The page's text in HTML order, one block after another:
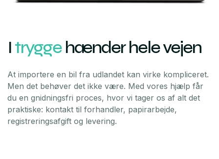
Itryggehænder hele vejen
At importere en bil fra udlandet kan virke kompliceret.
Men det behøver det ikke være. Med vores hjælp får
du en gnidningsfri proces, hvor vi tager os af alt det
praktiske: kontakt til forhandler, papirarbejde,
registreringsafgift og levering.